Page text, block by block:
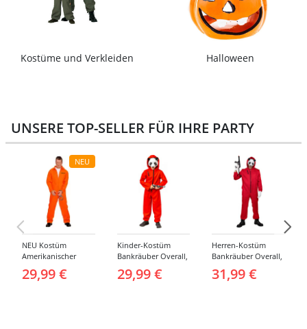
Kostüme und Verkleiden Halloween
UNSERE TOP-SELLER FÜR IHRE PARTY
NEU
NEU Kostüm
Amerikanischer
Overall, Orange -
29,99 €
Kinder-Kostüm
Bankräuber Overall,
29,99 €
Herren-Kostüm
Bankräuber Overall,
31,99 €